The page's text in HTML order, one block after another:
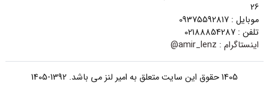
26
موبایل : 09375592817
تلفن : 02188854287
اینستاگرام : amir_lenz@
1405 حقوق این سایت متعلق به امیر لنز می باشد. 1392-1405